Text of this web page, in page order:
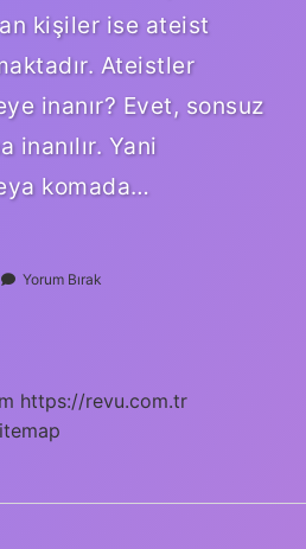
kişiler ise ateist
Ateistler
inanır? Evet, sonsuz
inanılır. Yani
komada…
Yorum Bırak
https://revu.com.tr